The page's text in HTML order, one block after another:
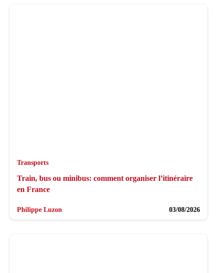
Transports
Train, bus ou minibus: comment organiser l’itinéraire
en France
Philippe Luzon 03/08/2026